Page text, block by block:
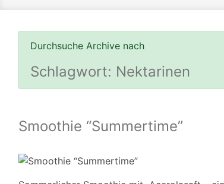
Durchsuche Archive nach
Schlagwort: Nektarinen
Smoothie “Summertime”